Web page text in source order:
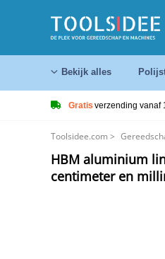
Bekijk alles
Gratis verzending vanaf
Toolsidee.com >
HBM aluminium
centimeter en